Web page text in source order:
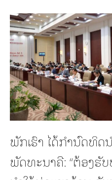
ພັກເຮົາ ໄດ້ກໍານົດທິດ
ພັດທະນາຄື: “ຕ້ອງຮັ